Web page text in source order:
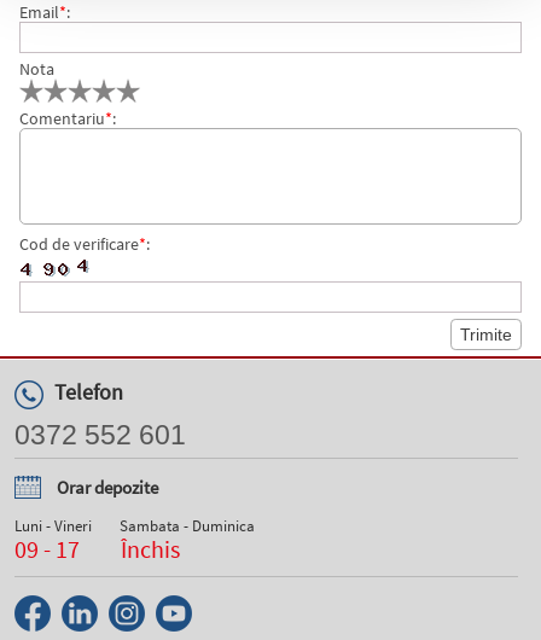
Email*:
Nota
Comentariu*:
Cod de verificare*:
Telefon
0372 552 601
Orar depozite
Luni - Vineri
09 - 17
Sambata - Duminica
Închis